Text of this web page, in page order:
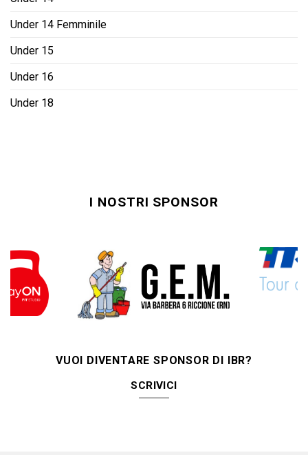
Under 14 Femminile
Under 15
Under 16
Under 18
I NOSTRI SPONSOR
VUOI DIVENTARE SPONSOR DI IBR?
SCRIVICI